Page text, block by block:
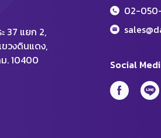
Social
02-
37 แยก 2,
วงดินแดง,
. 10400